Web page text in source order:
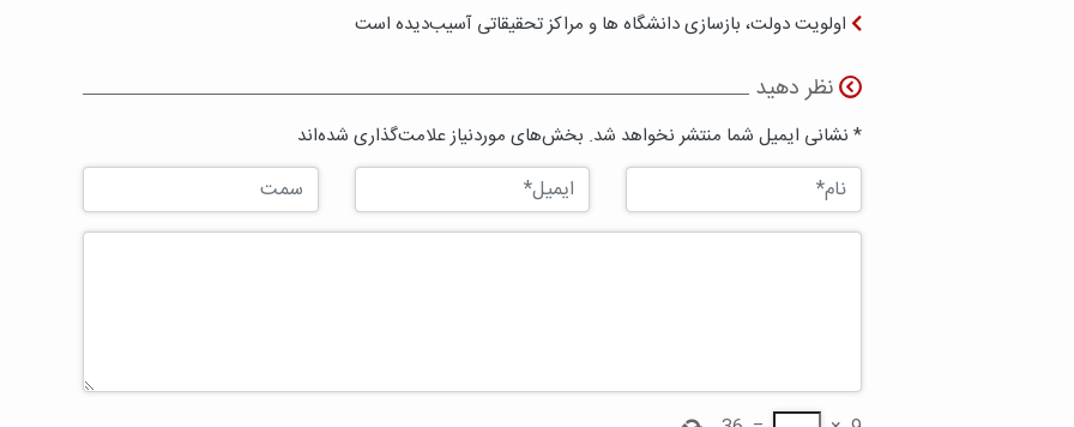
اولویت دولت، بازسازی دانشگاه ها و مراکز تحقیقاتی آسیب‌دیده است
نظر دهید
* نشانی ایمیل شما منتشر نخواهد شد. بخش‌های موردنیاز علامت‌گذاری شده‌اند